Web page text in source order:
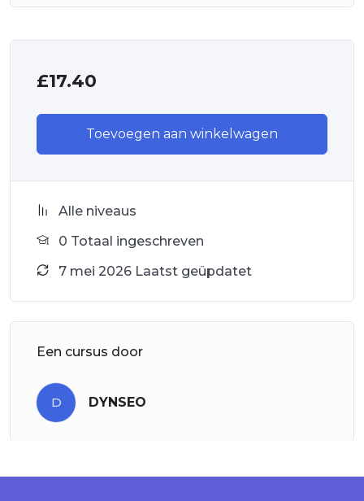
£17.40
Toevoegen aan winkelwagen
Alle niveaus
0 Totaal ingeschreven
7 mei 2026 Laatst geüpdatet
Een cursus door
D DYNSEO